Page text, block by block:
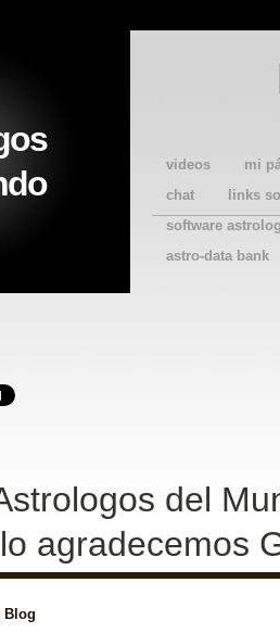
videos
mi
chat
links
software
astro-data bank
del
agradecemos
Blog